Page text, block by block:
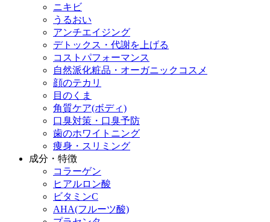
ニキビ
うるおい
アンチエイジング
デトックス・代謝を上げる
コストパフォーマンス
自然派化粧品・オーガニックコスメ
顔のテカリ
目のくま
角質ケア(ボディ)
口臭対策・口臭予防
歯のホワイトニング
痩身・スリミング
成分・特徴
コラーゲン
ヒアルロン酸
ビタミンC
AHA(フルーツ酸)